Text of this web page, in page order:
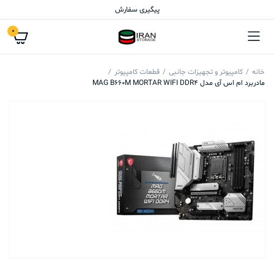
پیگیری سفارش
0
خانه کامپیوتر و تجهیزات جانبی
قطعات کامپیوتر
مادربرد ام اس آی مدل MAG B660M MORTAR WIFI DDR4